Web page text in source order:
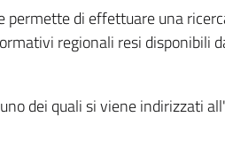
permette di effettuare una
regionali resi disponibili
dei quali si viene indirizzati